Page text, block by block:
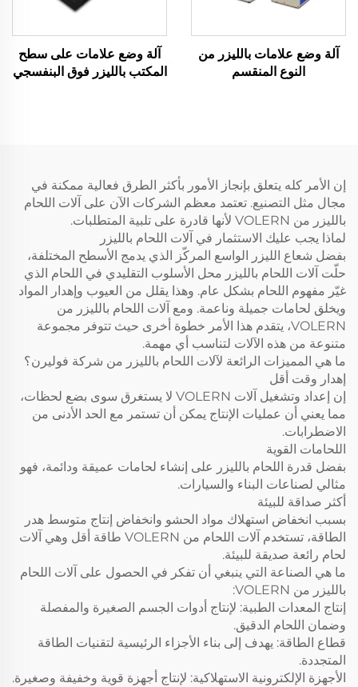
آلة وضع علامات بالليزر من
النوع المنقسم
آلة وضع علامات على سطح
المكتب بالليزر فوق البنفسجي
إن الأمر كله يتعلق بإنجاز الأمور بأكثر الطرق فعالية ممكنة في
مجال مثل التصنيع. تعتمد معظم الشركات الآن على آلات اللحام
بالليزر من VOLERN لأنها قادرة على تلبية المتطلبات.
لماذا يجب عليك الاستثمار في آلات اللحام بالليزر
بفضل شعاع الليزر الواسع المركّز الذي يدمج الأسطح المختلفة،
حلّت آلات اللحام بالليزر محل الأسلوب التقليدي في اللحام الذي
غيّر مفهوم اللحام بشكل عام. وهذا يقلل من العيوب وإهدار المواد
ويخلق لحامات جميلة وناعمة. ومع آلات اللحام بالليزر من
VOLERN، يتقدم هذا الأمر خطوة أخرى حيث تتوفر مجموعة
متنوعة من هذه الآلات لتناسب أي مهمة.
ما هي المميزات الرائعة لآلات اللحام بالليزر من شركة فوليرن؟
إهدار وقت أقل
إن إعداد وتشغيل آلات VOLERN لا يستغرق سوى بضع لحظات،
مما يعني أن عمليات الإنتاج يمكن أن تستمر مع الحد الأدنى من
الاضطرابات.
اللحامات القوية
بفضل قدرة اللحام بالليزر على إنشاء لحامات عميقة ودائمة، فهو
مثالي لصناعات البناء والسيارات.
أكثر صداقة للبيئة
بسبب انخفاض استهلاك مواد الحشو وانخفاض إنتاج متوسط هدر
الطاقة، تستخدم آلات اللحام من VOLERN طاقة أقل وهي آلات
لحام رائعة صديقة للبيئة.
ما هي الصناعة التي ينبغي أن تفكر في الحصول على آلات اللحام
بالليزر من VOLERN:
إنتاج المعدات الطبية: لإنتاج أدوات الجسم الصغيرة والمفصلة
وضمان اللحام الدقيق.
قطاع الطاقة: يهدف إلى بناء الأجزاء الرئيسية لتقنيات الطاقة
المتجددة.
الأجهزة الإلكترونية الاستهلاكية: لإنتاج أجهزة قوية وخفيفة وصغيرة.